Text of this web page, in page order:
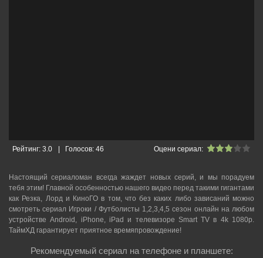
Оцени сериал:
Рейтинг: 3.0 Голосов:46
Настоящий сериаломан всегда жаждет новых серий, и мы порадуем
тебя этим! Главной особенностью нашего видео перед такими гигантами
как Резка, Лорд и КиноГО в том, что без каких либо зависаний можно
смотреть cериал Игроки / Футболисты 1,2,3,4,5 сезон онлайн на любом
устройстве Android, iPhone, iPad и телевизоре Smart TV в 4k 1080p.
ТаймХД гарантирует приятное времяпровождение!
Рекомендуемый сериал на телефоне и планшете: